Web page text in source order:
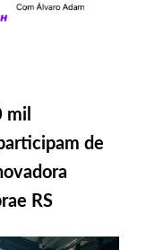
mil
de
RS